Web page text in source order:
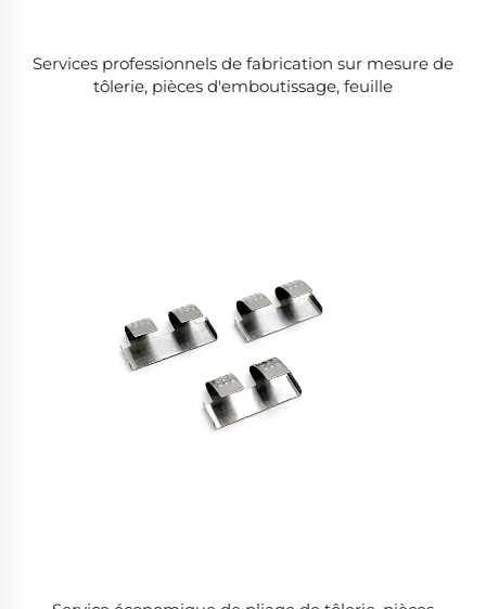
Services professionnels de fabrication sur mesure de
tôlerie, pièces d'emboutissage, feuille